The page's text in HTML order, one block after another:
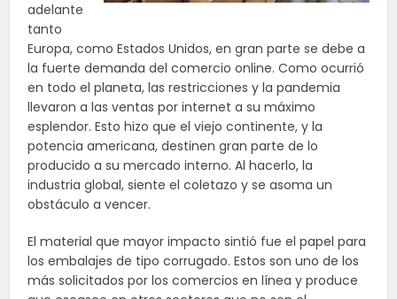
adelante
tanto
Europa, como Estados Unidos, en gran parte se debe a
la fuerte demanda del comercio online. Como ocurrió
en todo el planeta, las restricciones y la pandemia
llevaron a las ventas por internet a su máximo
esplendor. Esto hizo que el viejo continente, y la
potencia americana, destinen gran parte de lo
producido a su mercado interno. Al hacerlo, la
industria global, siente el coletazo y se asoma un
obstáculo a vencer.
El material que mayor impacto sintió fue el papel para
los embalajes de tipo corrugado. Estos son uno de los
más solicitados por los comercios en línea y produce